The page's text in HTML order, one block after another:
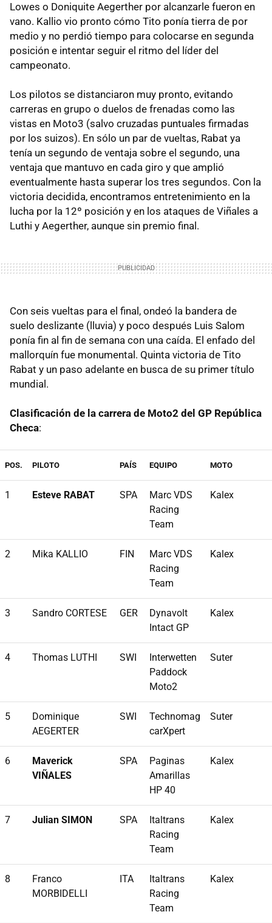
Lowes o Doniquite Aegerther por alcanzarle fueron en
vano. Kallio vio pronto cómo Tito ponía tierra de por
medio y no perdió tiempo para colocarse en segunda
posición e intentar seguir el ritmo del líder del
campeonato.
Los pilotos se distanciaron muy pronto, evitando
carreras en grupo o duelos de frenadas como las
vistas en Moto3 (salvo cruzadas puntuales firmadas
por los suizos). En sólo un par de vueltas, Rabat ya
tenía un segundo de ventaja sobre el segundo, una
ventaja que mantuvo en cada giro y que amplió
eventualmente hasta superar los tres segundos. Con la
victoria decidida, encontramos entretenimiento en la
lucha por la 12º posición y en los ataques de Viñales a
Luthi y Aegerther, aunque sin premio final.
Con seis vueltas para el final, ondeó la bandera de
suelo deslizante (lluvia) y poco después Luis Salom
ponía fin al fin de semana con una caída. El enfado del
mallorquín fue monumental. Quinta victoria de Tito
Rabat y un paso adelante en busca de su primer título
mundial.
Clasificación de la carrera de Moto2 del GP República
Checa:
POS. PILOTO PAÍS EQUIPO MOTO
1 Esteve RABAT SPA
Marc VDS
Racing
Team
Kalex
2 Mika KALLIO FIN
Marc VDS
Racing
Team
Kalex
3 Sandro CORTESE GER
Dynavolt
Intact GP
Kalex
4 Thomas LUTHI SWI
Interwetten
Paddock
Moto2
Suter
5
Dominique
AEGERTER
SWI
Technomag
carXpert
Suter
6
Maverick
VIÑALES
SPA
Paginas
Amarillas
HP 40
Kalex
7 Julian SIMON SPA
Italtrans
Racing
Team
Kalex
8
Franco
MORBIDELLI
ITA
Italtrans
Racing
Team
Kalex